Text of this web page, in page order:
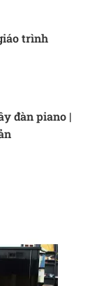
trình
đàn piano |